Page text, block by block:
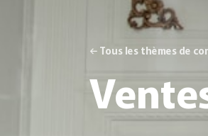
← Tous les thèmes de